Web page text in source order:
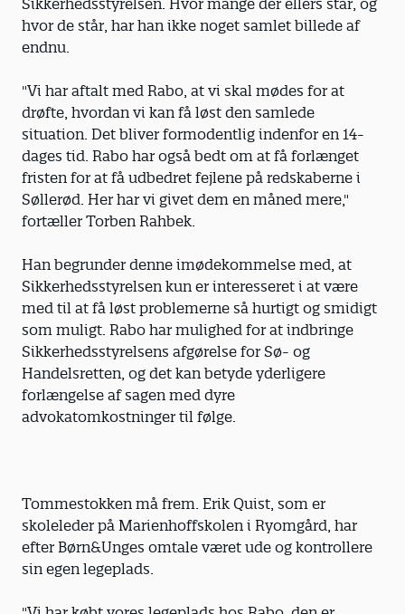
Sikkerhedsstyrelsen. Hvor mange der ellers står, og
hvor de står, har han ikke noget samlet billede af
endnu.
"Vi har aftalt med Rabo, at vi skal mødes for at
drøfte, hvordan vi kan få løst den samlede
situation. Det bliver formodentlig indenfor en 14-
dages tid. Rabo har også bedt om at få forlænget
fristen for at få udbedret fejlene på redskaberne i
Søllerød. Her har vi givet dem en måned mere,"
fortæller Torben Rahbek.
Han begrunder denne imødekommelse med, at
Sikkerhedsstyrelsen kun er interesseret i at være
med til at få løst problemerne så hurtigt og smidigt
som muligt. Rabo har mulighed for at indbringe
Sikkerhedsstyrelsens afgørelse for Sø- og
Handelsretten, og det kan betyde yderligere
forlængelse af sagen med dyre
advokatomkostninger til følge.
Tommestokken må frem. Erik Quist, som er
skoleleder på Marienhoffskolen i Ryomgård, har
efter Børn&Unges omtale været ude og kontrollere
sin egen legeplads.